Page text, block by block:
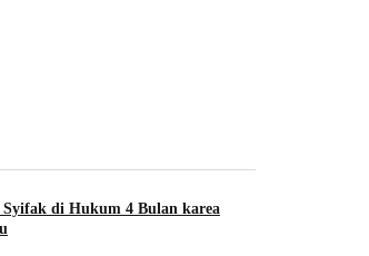
Syifak di Hukum 4 Bulan karea